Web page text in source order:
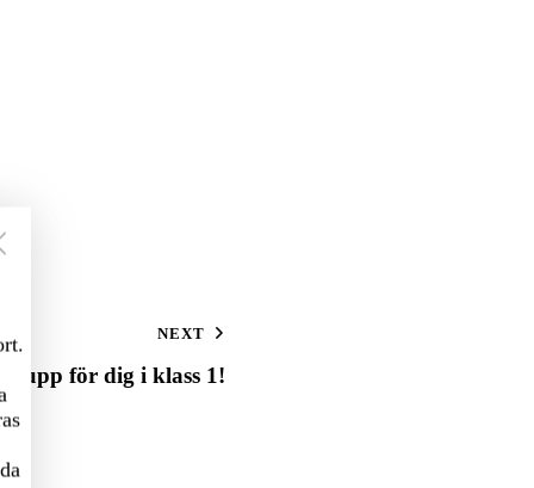
NEXT
för dig i klass 1!